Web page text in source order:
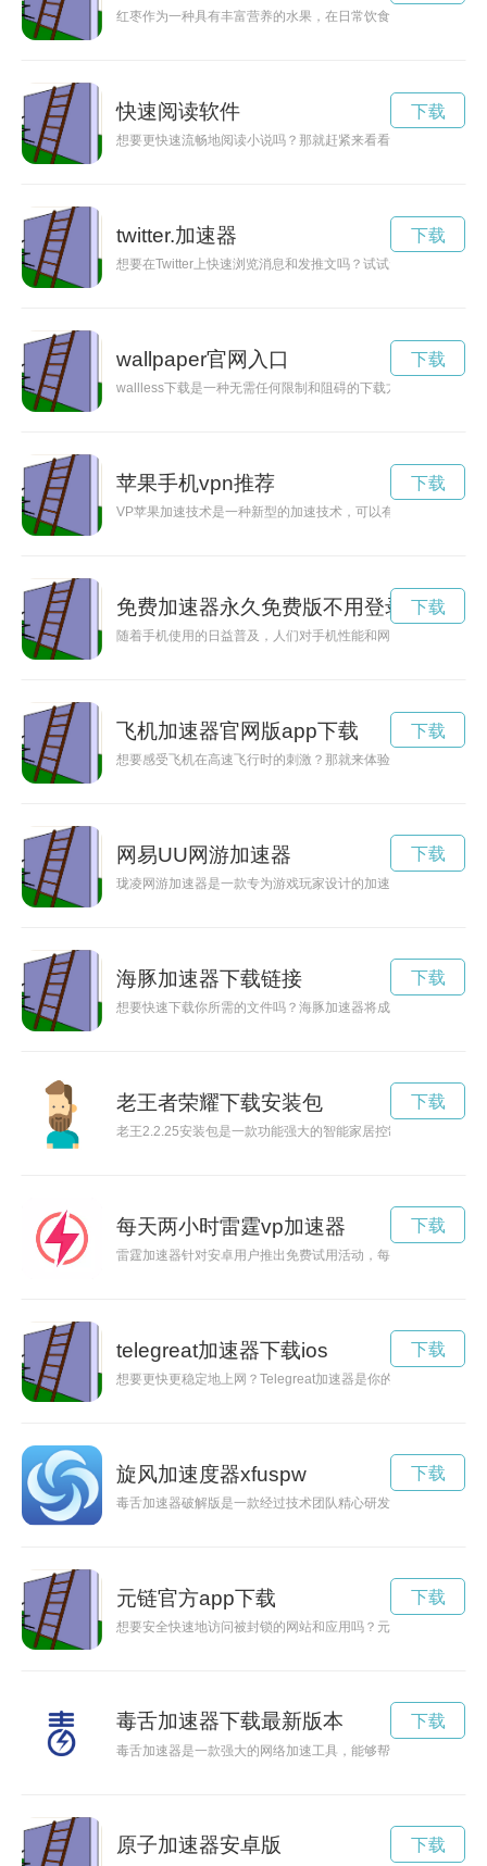
红枣作为一种具有丰富营养的水果，在日常饮食中有着重要的
快速阅读软件
想要更快速流畅地阅读小说吗？那就赶紧来看看这些推荐的小说
下载
twitter.加速器
想要在Twitter上快速浏览消息和发推文吗？试试免费加速器，让
下载
wallpaper官网入口
wallless下载是一种无需任何限制和阻碍的下载方式，让用户可
下载
苹果手机vpn推荐
VP苹果加速技术是一种新型的加速技术，可以有效提高设备性
下载
免费加速器永久免费版不用登录
随着手机使用的日益普及，人们对手机性能和网络速度的要求
下载
飞机加速器官网版app下载
想要感受飞机在高速飞行时的刺激？那就来体验飞机加速器官
下载
网易UU网游加速器
珑凌网游加速器是一款专为游戏玩家设计的加速工具，能够有
下载
海豚加速器下载链接
想要快速下载你所需的文件吗？海豚加速器将成为你的首选工
下载
老王者荣耀下载安装包
老王2.2.25安装包是一款功能强大的智能家居控制软件，让您轻
下载
每天两小时雷霆vp加速器
雷霆加速器针对安卓用户推出免费试用活动，每位用户可免费
下载
telegreat加速器下载ios
想要更快更稳定地上网？Telegreat加速器是你的不二选择！快
下载
旋风加速度器xfuspw
毒舌加速器破解版是一款经过技术团队精心研发的新型工具，
下载
元链官方app下载
想要安全快速地访问被封锁的网站和应用吗？元链加速器app
下载
毒舌加速器下载最新版本
毒舌加速器是一款强大的网络加速工具，能够帮助用户提高网
下载
原子加速器安卓版 下载